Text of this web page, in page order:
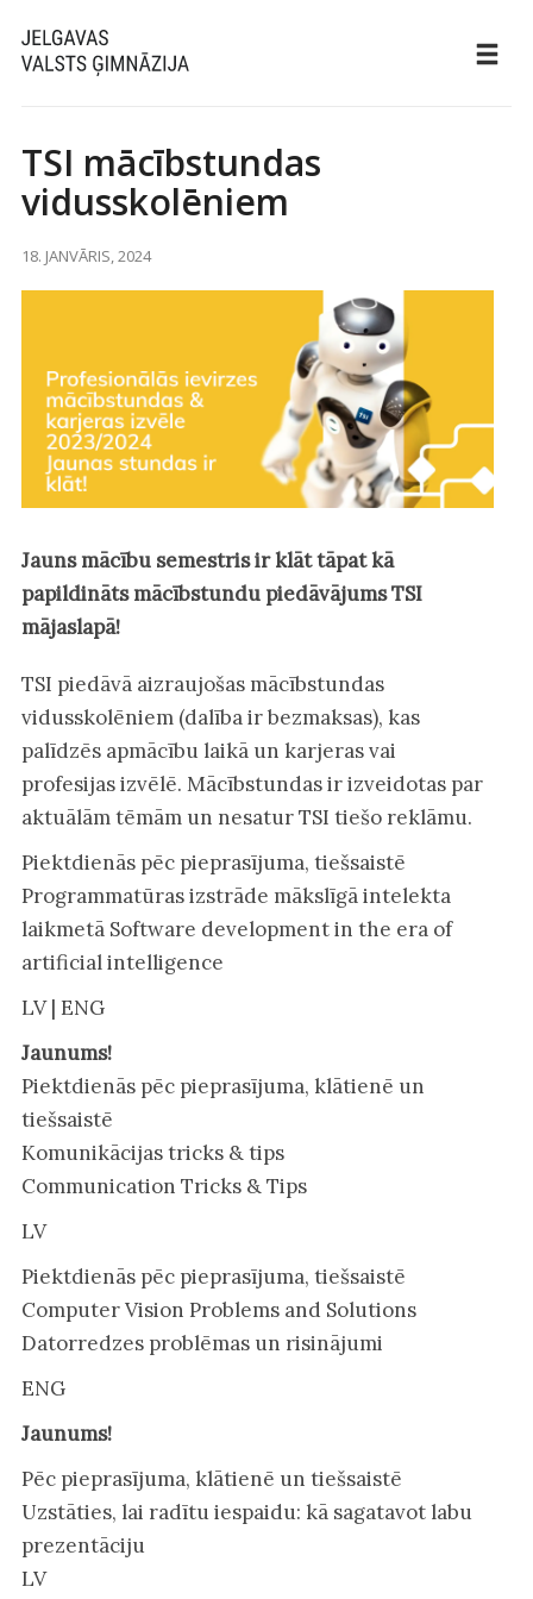
TSI mācībstundas
vidusskolēniem
18. JANVĀRIS, 2024
Jauns mācību semestris ir klāt tāpat kā
papildināts mācībstundu piedāvājums TSI
mājaslapā!
TSI piedāvā aizraujošas mācībstundas
vidusskolēniem (dalība ir bezmaksas), kas
palīdzēs apmācību laikā un karjeras vai
profesijas izvēlē. Mācībstundas ir izveidotas par
aktuālām tēmām un nesatur TSI tiešo reklāmu.
Piektdienās pēc pieprasījuma, tiešsaistē
Programmatūras izstrāde mākslīgā intelekta
laikmetā Software development in the era of
artificial intelligence
LV | ENG
Jaunums!
Piektdienās pēc pieprasījuma, klātienē un
tiešsaistē
Komunikācijas tricks & tips
Communication Tricks & Tips
LV
Piektdienās pēc pieprasījuma, tiešsaistē
Computer Vision Problems and Solutions
Datorredzes problēmas un risinājumi
ENG
Jaunums!
Pēc pieprasījuma, klātienē un tiešsaistē
Uzstāties, lai radītu iespaidu: kā sagatavot labu
prezentāciju
LV